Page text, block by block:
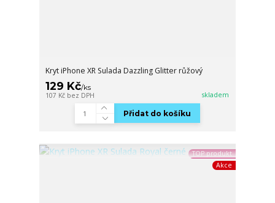
Kryt iPhone XR Sulada Dazzling Glitter růžový
129 Kč/ks
107 Kč bez DPH skladem
Přidat do košíku
TOP produkt
Akce